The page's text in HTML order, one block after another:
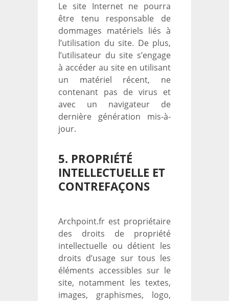
Le site Internet ne pourra
être tenu responsable de
dommages matériels liés à
l’utilisation du site. De plus,
l’utilisateur du site s’engage
à accéder au site en utilisant
un matériel récent, ne
contenant pas de virus et
avec un navigateur de
dernière génération mis-à-
jour.
5. PROPRIÉTÉ
INTELLECTUELLE ET
CONTREFAÇONS
Archpoint.fr est propriétaire
des droits de propriété
intellectuelle ou détient les
droits d’usage sur tous les
éléments accessibles sur le
site, notamment les textes,
images, graphismes, logo,